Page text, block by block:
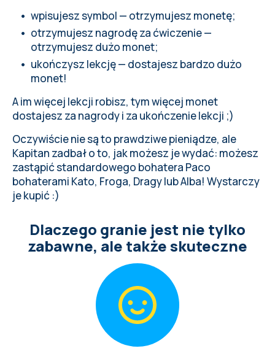
wpisujesz symbol — otrzymujesz monetę;
otrzymujesz nagrodę za ćwiczenie —
otrzymujesz dużo monet;
ukończysz lekcję — dostajesz bardzo dużo
monet!
A im więcej lekcji robisz, tym więcej monet
dostajesz za nagrody i za ukończenie lekcji ;)
Oczywiście nie są to prawdziwe pieniądze, ale
Kapitan zadbał o to, jak możesz je wydać: możesz
zastąpić standardowego bohatera Paco
bohaterami Kato, Froga, Dragy lub Alba! Wystarczy
je kupić :)
Dlaczego granie jest nie tylko
zabawne, ale także skuteczne